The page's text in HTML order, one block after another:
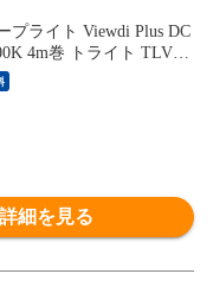
プライト Viewdi Plus DC
4m巻 トライト TLVD3
用品 作業灯 照明用品 照
詳細を見る